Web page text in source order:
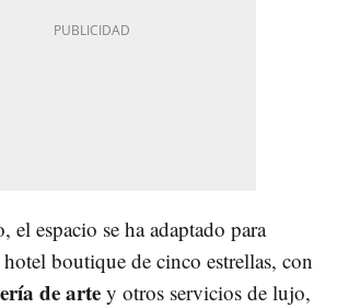
el espacio se ha adaptado para
boutique de cinco estrellas, con
de arte y otros servicios de lujo,